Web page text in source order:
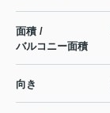
面積 /
バルコニー面積
向き